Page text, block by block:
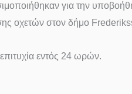
για την
οχετών στον δήμο
εντός 24 ωρών.